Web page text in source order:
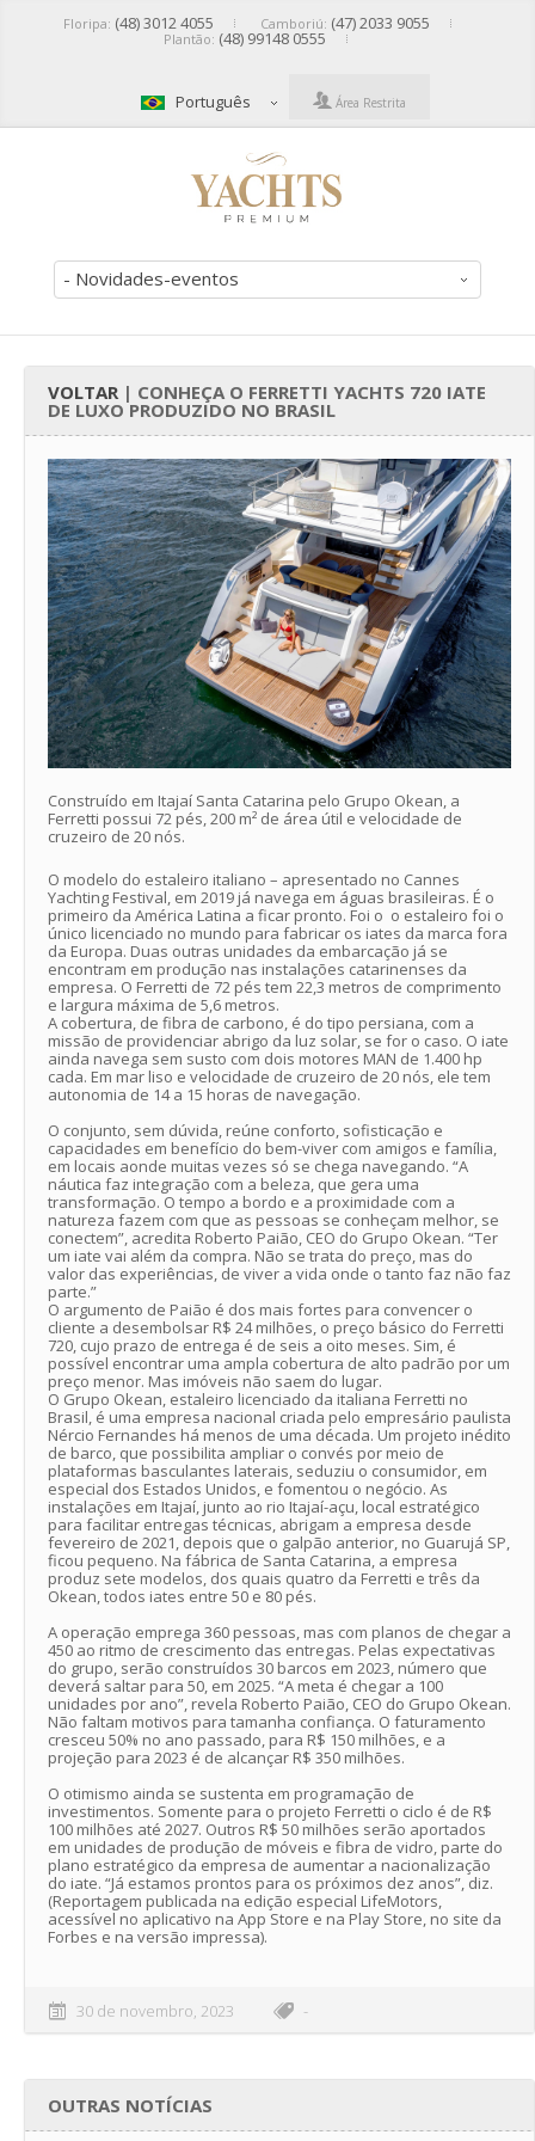
Floripa: (48) 3012 4055 Camboriú: (47) 2033 9055
Plantão: (48) 99148 0555
Português Área Restrita
- Novidades-eventos
VOLTAR| CONHEÇA O FERRETTI YACHTS 720 IATE
DE LUXO PRODUZIDO NO BRASIL
Construído em Itajaí Santa Catarina pelo Grupo Okean, a
Ferretti possui 72 pés, 200 m² de área útil e velocidade de
cruzeiro de 20 nós.
O modelo do estaleiro italiano – apresentado no Cannes
Yachting Festival, em 2019 já navega em águas brasileiras. É o
primeiro da América Latina a ficar pronto. Foi o o estaleiro foi o
único licenciado no mundo para fabricar os iates da marca fora
da Europa. Duas outras unidades da embarcação já se
encontram em produção nas instalações catarinenses da
empresa. O Ferretti de 72 pés tem 22,3 metros de comprimento
e largura máxima de 5,6 metros.
A cobertura, de fibra de carbono, é do tipo persiana, com a
missão de providenciar abrigo da luz solar, se for o caso. O iate
ainda navega sem susto com dois motores MAN de 1.400 hp
cada. Em mar liso e velocidade de cruzeiro de 20 nós, ele tem
autonomia de 14 a 15 horas de navegação.
O conjunto, sem dúvida, reúne conforto, sofisticação e
capacidades em benefício do bem-viver com amigos e família,
em locais aonde muitas vezes só se chega navegando. “A
náutica faz integração com a beleza, que gera uma
transformação. O tempo a bordo e a proximidade com a
natureza fazem com que as pessoas se conheçam melhor, se
conectem”, acredita Roberto Paião, CEO do Grupo Okean. “Ter
um iate vai além da compra. Não se trata do preço, mas do
valor das experiências, de viver a vida onde o tanto faz não faz
parte.”
O argumento de Paião é dos mais fortes para convencer o
cliente a desembolsar R$ 24 milhões, o preço básico do Ferretti
720, cujo prazo de entrega é de seis a oito meses. Sim, é
possível encontrar uma ampla cobertura de alto padrão por um
preço menor. Mas imóveis não saem do lugar.
O Grupo Okean, estaleiro licenciado da italiana Ferretti no
Brasil, é uma empresa nacional criada pelo empresário paulista
Nércio Fernandes há menos de uma década. Um projeto inédito
de barco, que possibilita ampliar o convés por meio de
plataformas basculantes laterais, seduziu o consumidor, em
especial dos Estados Unidos, e fomentou o negócio. As
instalações em Itajaí, junto ao rio Itajaí-açu, local estratégico
para facilitar entregas técnicas, abrigam a empresa desde
fevereiro de 2021, depois que o galpão anterior, no Guarujá SP,
ficou pequeno. Na fábrica de Santa Catarina, a empresa
produz sete modelos, dos quais quatro da Ferretti e três da
Okean, todos iates entre 50 e 80 pés.
A operação emprega 360 pessoas, mas com planos de chegar a
450 ao ritmo de crescimento das entregas. Pelas expectativas
do grupo, serão construídos 30 barcos em 2023, número que
deverá saltar para 50, em 2025. “A meta é chegar a 100
unidades por ano”, revela Roberto Paião, CEO do Grupo Okean.
Não faltam motivos para tamanha confiança. O faturamento
cresceu 50% no ano passado, para R$ 150 milhões, e a
projeção para 2023 é de alcançar R$ 350 milhões.
O otimismo ainda se sustenta em programação de
investimentos. Somente para o projeto Ferretti o ciclo é de R$
100 milhões até 2027. Outros R$ 50 milhões serão aportados
em unidades de produção de móveis e fibra de vidro, parte do
plano estratégico da empresa de aumentar a nacionalização
do iate. “Já estamos prontos para os próximos dez anos”, diz.
(Reportagem publicada na edição especial LifeMotors,
acessível no aplicativo na App Store e na Play Store, no site da
Forbes e na versão impressa).
30 de novembro, 2023 -
OUTRAS NOTÍCIAS